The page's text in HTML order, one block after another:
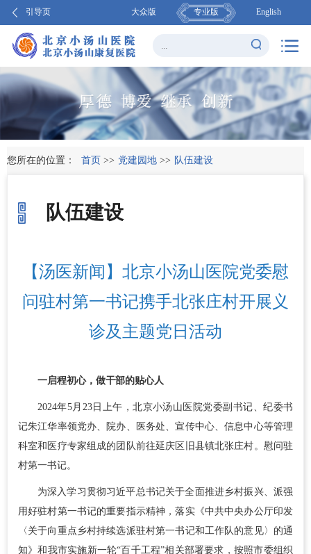
引导页 大众版 专业版 English
您所在的位置： 首页 >> 党建园地 >> 队伍建设
队伍建设
【汤医新闻】北京小汤山医院党委慰
问驻村第一书记携手北张庄村开展义
诊及主题党日活动
一启程初心，做干部的贴心人
2024年5月23日上午，北京小汤山医院党委副书记、纪委书
记朱江华率领党办、院办、医务处、宣传中心、信息中心等管理
科室和医疗专家组成的团队前往延庆区旧县镇北张庄村。慰问驻
村第一书记。
为深入学习贯彻习近平总书记关于全面推进乡村振兴、派强
用好驻村第一书记的重要指示精神，落实《中共中央办公厅印发
〈关于向重点乡村持续选派驻村第一书记和工作队的意见〉的通
知》和我市实施新一轮“百千工程”相关部署要求，按照市委组织